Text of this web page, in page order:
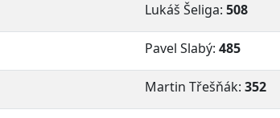
Lukáš Šeliga: 508
Pavel Slabý: 485
Martin Třešňák: 352